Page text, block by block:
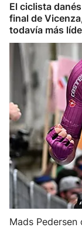
Baloncesto
Ciclismo
Herri-kirolak
Balonmano
Kirolak 360
Atletismo
Carreras de
El ciclista
final de
todavía más
Mads Pedersen